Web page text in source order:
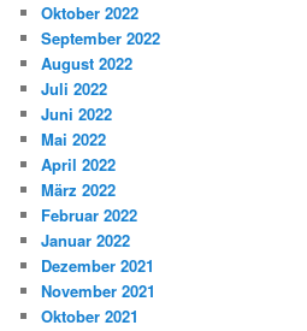
Oktober 2022
September 2022
August 2022
Juli 2022
Juni 2022
Mai 2022
April 2022
März 2022
Februar 2022
Januar 2022
Dezember 2021
November 2021
Oktober 2021